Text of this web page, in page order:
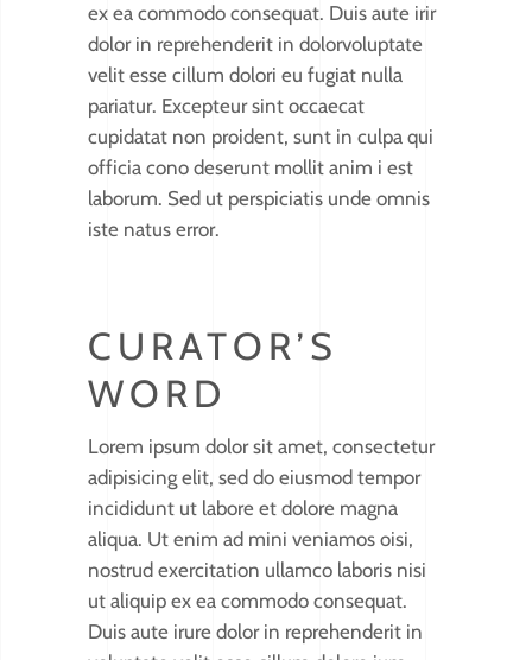
ex ea commodo consequat. Duis aute irir
dolor in reprehenderit in dolorvoluptate
velit esse cillum dolori eu fugiat nulla
pariatur. Excepteur sint occaecat
cupidatat non proident, sunt in culpa qui
officia cono deserunt mollit anim i est
laborum. Sed ut perspiciatis unde omnis
iste natus error.
CURATOR’S
WORD
Lorem ipsum dolor sit amet, consectetur
adipisicing elit, sed do eiusmod tempor
incididunt ut labore et dolore magna
aliqua. Ut enim ad mini veniamos oisi,
nostrud exercitation ullamco laboris nisi
ut aliquip ex ea commodo consequat.
Duis aute irure dolor in reprehenderit in